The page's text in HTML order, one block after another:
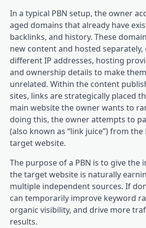
In a typical PBN setup, the owner
aged domains that already have
backlinks, and history. These
new content and hosted
different IP addresses, hosting
and ownership details to make
unrelated. Within the content
sites, links are strategically placed
main website the owner wants to
doing this, the owner attempts to
(also known as “link juice”) from the
target website.
The purpose of a PBN is to give the
the target website is naturally
multiple independent sources. If
can temporarily improve keyword
organic visibility, and drive more
results.